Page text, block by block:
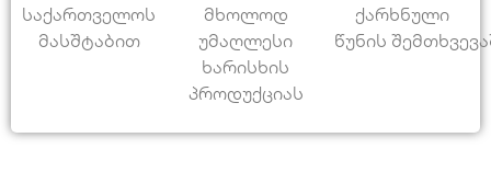
საქართველოს
მასშტაბით
მხოლოდ
უმაღლესი
ხარისხის
პროდუქციას
ქარხნული
წუნის